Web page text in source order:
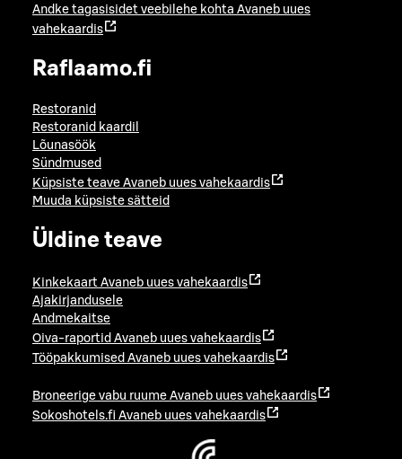
Andke tagasisidet veebilehe kohta Avaneb uues
vahekaardis
Raflaamo.fi
Restoranid
Restoranid kaardil
Lõunasöök
Sündmused
Küpsiste teave Avaneb uues vahekaardis
Muuda küpsiste sätteid
Üldine teave
Kinkekaart Avaneb uues vahekaardis
Ajakirjandusele
Andmekaitse
Oiva-raportid Avaneb uues vahekaardis
Tööpakkumised Avaneb uues vahekaardis
Broneerige vabu ruume Avaneb uues vahekaardis
Sokoshotels.fi Avaneb uues vahekaardis